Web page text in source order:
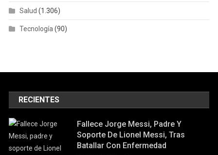
Salud (1.306)
Tecnología (90)
RECIENTES
Fallece Jorge Messi, Padre Y
Soporte De Lionel Messi, Tras
Batallar Con Enfermedad